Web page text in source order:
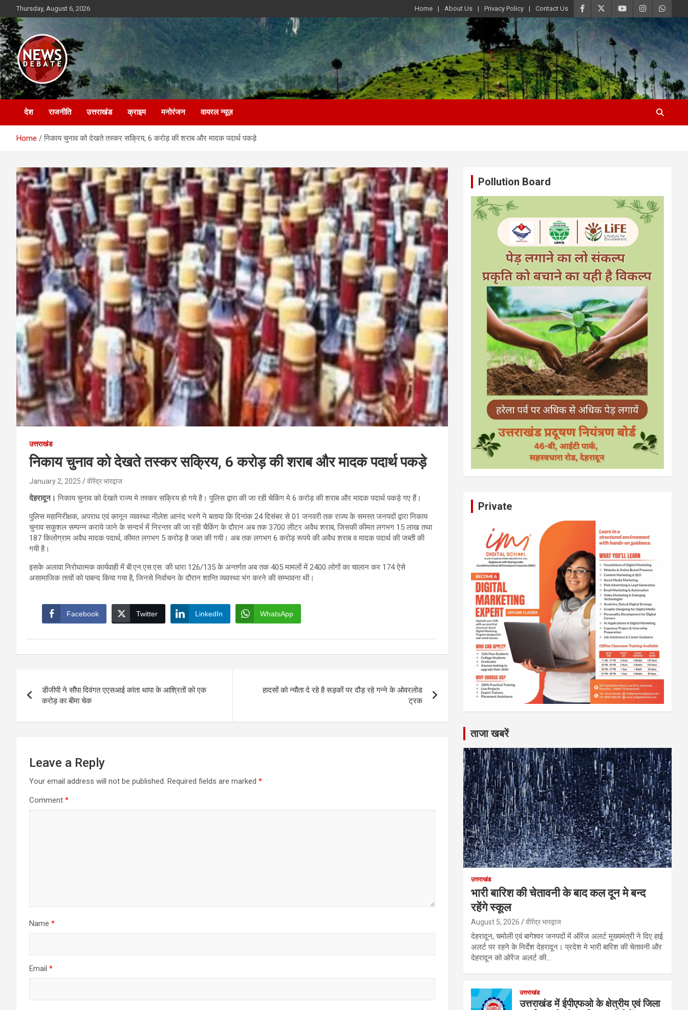
to
content
Thursday, August 6, 2026 Home About Us Privacy Policy Contact Us
News Debate
देश राजनीति उत्तराखंड क्राइम मनोरंजन वायरल न्यूज़
Home निकाय चुनाव को देखते तस्कर सक्रिय, 6 करोड़ की शराब और मादक पदार्थ पकड़े
उत्तराखंड
निकाय चुनाव को देखते तस्कर सक्रिय, 6 करोड़ की शराब और मादक पदार्थ पकड़े
January 2, 2025 वीरेंद्र भारद्वाज
देहरादून। निकाय चुनाव को देखते राज्य मे तस्कर सक्रिय हो गये है। पुलिस द्वारा की जा रही चेकिंग मे 6 करोड़ की शराब और मादक पदार्थ पकड़े गए हैं।
पुलिस महानिरीक्षक, अपराध एवं कानून व्यवस्था नीलेश आनंद भरणे ने बताया कि दिनांक 24 दिसंबर से 01 जनवरी तक राज्य के समस्त जनपदों द्वारा निकाय
चुनाव सकुशल सम्पन्न कराये जाने के सन्दर्भ में निरन्तर की जा रही चैकिंग के दौरान अब तक 3700 लीटर अवैध शराब, जिसकी कीमत लगभग 15 लाख तथा
187 किलोग्राम अवैध मादक पदार्थ, कीमत लगभग 5 करोड़ है जब्त की गयी। अब तक लगभग 6 करोड़ रूपये की अवैध शराब व मादक पदार्थ की जब्ती की
गयी है।
इसके अलावा निरोधात्मक कार्यवाही में बी.एन.एस.एस. की धारा 126/135 के अन्तर्गत अब तक 405 मामलों में 2400 लोगों का चालान कर 174 ऐसे
असामाजिक तत्वों को पाबन्द किया गया है, जिनसे निर्वाचन के दौरान शान्ति व्यवस्था भंग करने की सम्भावना थी।
Facebook Twitter LinkedIn WhatsApp
navigation
डीजीपी ने सौंपा दिवंगत एएसआई कांता थापा के आश्रितों को एक
करोड़ का बीमा चेक
हादसों को न्यौता दे रहे है सड़कों पर दौड़ रहे गन्ने के ओवरलोड
ट्रक
Leave a Reply
Your email address will not be published. Required fields are marked *
Comment *
Name *
Email *
Pollution Board
Private
ताजा खबरें
उत्तराखंड
भारी बारिश की चेतावनी के बाद कल दून मे बन्द
रहेंगे स्कूल
August 5, 2026 वीरेंद्र भारद्वाज
देहरादून, चमोली एवं बागेश्वर जनपदों में ऑरेंज अलर्ट मुख्यमंत्री ने दिए हाई
अलर्ट पर रहने के निर्देश देहरादून। प्रदेश मे भारी बारिश की चेतावनी और
देहरादून को ओरेंज अलर्ट की…
उत्तराखंड
उत्तराखंड में ईपीएफओ के क्षेत्रीय एवं जिला